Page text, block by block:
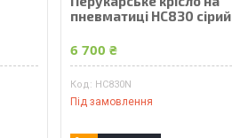
пневматиці HC830 сірий
6 700 ₴
HC830N
Під замовлення